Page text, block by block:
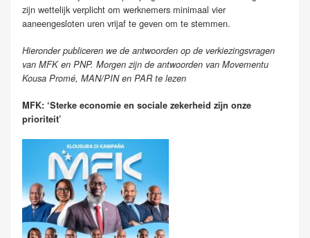
zijn wettelijk verplicht om werknemers minimaal vier
aaneengesloten uren vrijaf te geven om te stemmen.
Hieronder publiceren we de antwoorden op de verkiezingsvragen
van MFK en PNP. Morgen zijn de antwoorden van Movementu
Kousa Promé, MAN/PIN en PAR te lezen
MFK: ‘Sterke economie en sociale zekerheid zijn onze
prioriteit’